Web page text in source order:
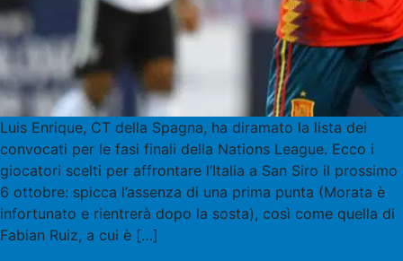
Luis Enrique, CT della Spagna, ha diramato la lista dei
convocati per le fasi finali della Nations League. Ecco i
giocatori scelti per affrontare l’Italia a San Siro il prossimo
6 ottobre: spicca l’assenza di una prima punta (Morata è
infortunato e rientrerà dopo la sosta), così come quella di
Fabian Ruiz, a cui è […]